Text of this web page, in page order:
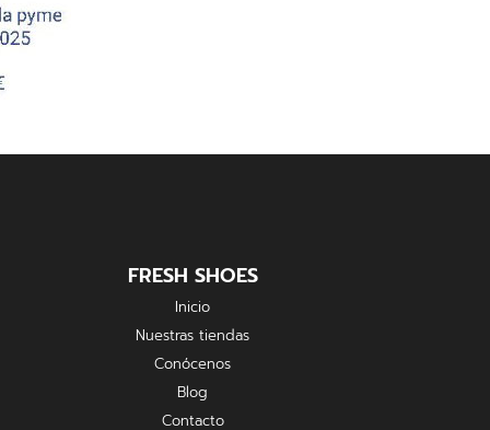
FRESH SHOES
Inicio
Nuestras tiendas
Conócenos
Blog
Contacto